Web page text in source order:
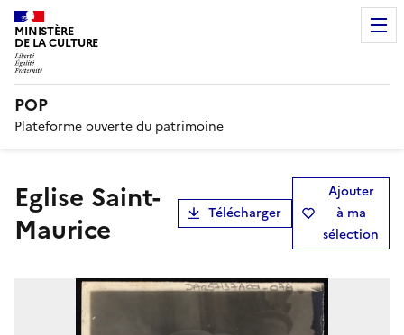
MINISTÈRE
DE LA CULTURE
POP
Plateforme ouverte du patrimoine
Eglise Saint-
Maurice
Télécharger
Ajouter
à ma
sélection